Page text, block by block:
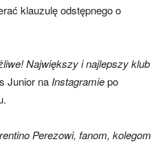
klauzulę odstępnego o
Największy i najlepszy klub
Junior na Instagramiepo
Perezowi, fanom, kolegom